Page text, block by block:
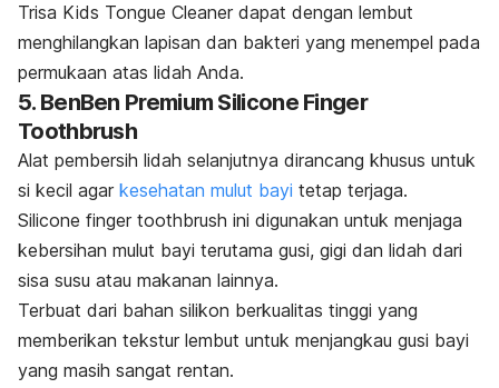
Trisa Kids Tongue Cleaner dapat dengan lembut
menghilangkan lapisan dan bakteri yang menempel pada
permukaan atas lidah Anda.
5. BenBen Premium Silicone Finger
Toothbrush
Alat pembersih lidah selanjutnya dirancang khusus untuk
si kecil agar kesehatan mulut bayi tetap terjaga.
Silicone finger toothbrush ini digunakan untuk menjaga
kebersihan mulut bayi terutama gusi, gigi dan lidah dari
sisa susu atau makanan lainnya.
Terbuat dari bahan silikon berkualitas tinggi yang
memberikan tekstur lembut untuk menjangkau gusi bayi
yang masih sangat rentan.